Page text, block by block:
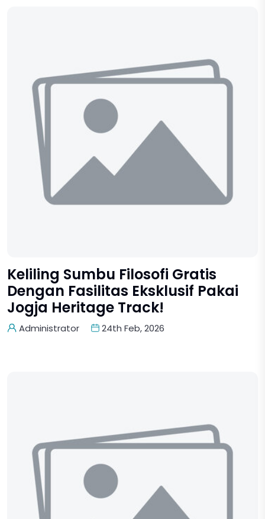
Keliling Sumbu Filosofi Gratis
Dengan Fasilitas Eksklusif Pakai
Jogja Heritage Track!
Administrator 24th Feb, 2026